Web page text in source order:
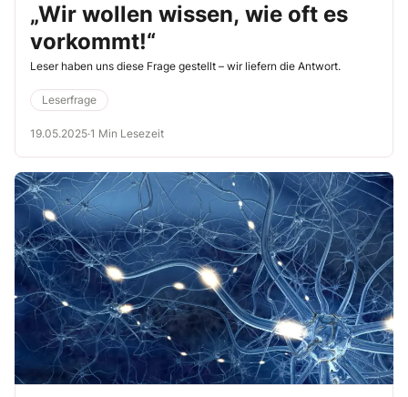
„Wir wollen wissen, wie oft es
vorkommt!“
Leser haben uns diese Frage gestellt – wir liefern die Antwort.
Leserfrage
19.05.2025·1 Min Lesezeit